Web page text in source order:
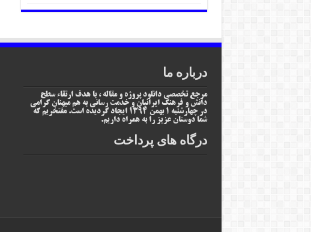
درباره ما
مرجع تخصصی دانلود پروژه و مقاله ، با هدف ارتقاء سطح
دانش و فرهنگ ایرانیان و خدمت رسانی به هم میهنان گرامی
در چهارشنبه 1 بهمن 1394 ایجاد گردیده است. مفتخریم که
شما دوستان عزیز را به همراه داریم.
درگاه های پرداخت